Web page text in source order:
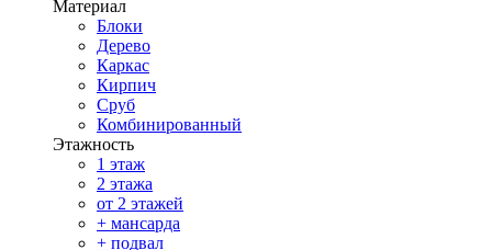
Материал
Блоки
Дерево
Каркас
Кирпич
Сруб
Комбинированный
Этажность
1 этаж
2 этажа
от 2 этажей
+ мансарда
+ подвал